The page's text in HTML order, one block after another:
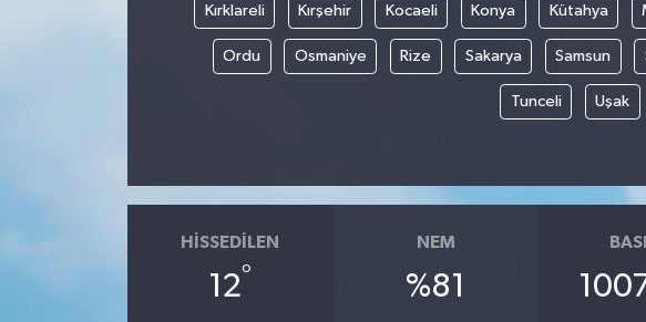
Kırklareli Kırşehir Kocaeli Konya Kütahya
Ordu Osmaniye Rize Sakarya Samsun
Tunceli Uşak
HISSEDILEN
12°
NEM
%81